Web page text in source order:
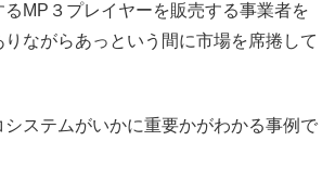
MP３プレイヤーを販売する事業者を
りながらあっという間に市場を席捲して
システムがいかに重要かがわかる事例で